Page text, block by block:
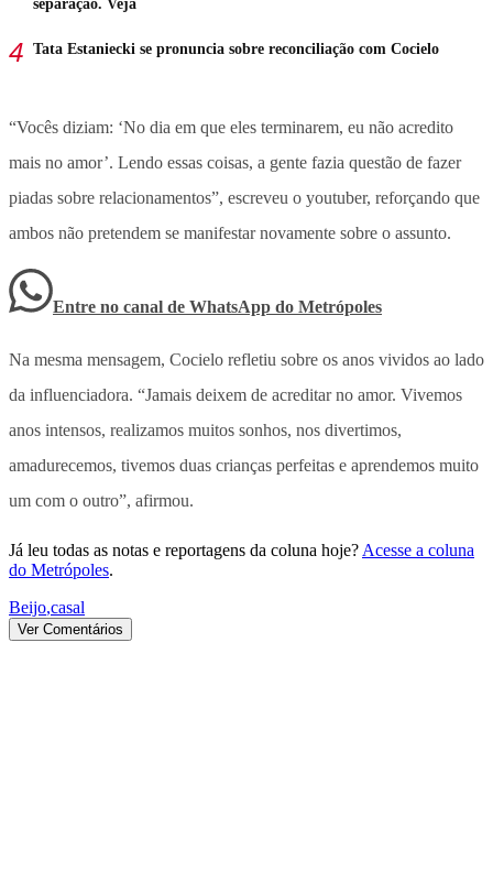
separação. Veja
Tata Estaniecki se pronuncia sobre reconciliação com Cocielo
“Vocês diziam: ‘No dia em que eles terminarem, eu não acredito
mais no amor’. Lendo essas coisas, a gente fazia questão de fazer
piadas sobre relacionamentos”, escreveu o youtuber, reforçando que
ambos não pretendem se manifestar novamente sobre o assunto.
Entre no canal de WhatsApp do Metrópoles
Na mesma mensagem, Cocielo refletiu sobre os anos vividos ao lado
da influenciadora. “Jamais deixem de acreditar no amor. Vivemos
anos intensos, realizamos muitos sonhos, nos divertimos,
amadurecemos, tivemos duas crianças perfeitas e aprendemos muito
um com o outro”, afirmou.
Já leu todas as notas e reportagens da coluna hoje? Acesse a coluna
do Metrópoles.
Beijo,casal
Ver Comentários